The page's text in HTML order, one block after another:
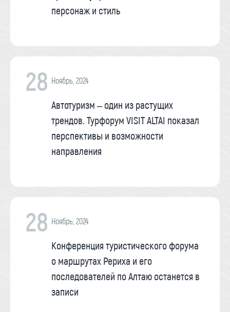
персонаж и стиль
28 Ноябрь, 2024
Автотуризм – один из растущих
трендов. Турфорум VISIT ALTAI показал
перспективы и возможности
направления
28 Ноябрь, 2024
Конференция туристического форума
о маршрутах Рериха и его
последователей по Алтаю останется в
записи